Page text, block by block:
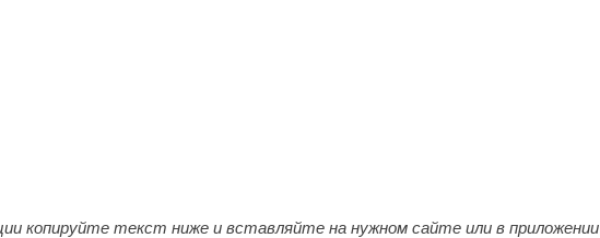
копируйте текст ниже и вставляйте на нужном сайте или в приложении